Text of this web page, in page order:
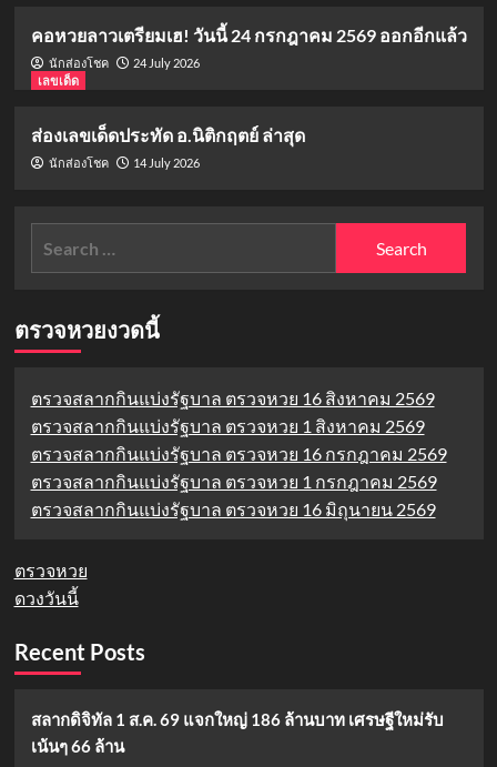
คอหวยลาวเตรียมเฮ! วันนี้ 24 กรกฎาคม 2569 ออกอีกแล้ว
นักส่องโชค
24 July 2026
เลขเด็ด
ส่องเลขเด็ดประทัด อ.นิติกฤตย์ ล่าสุด
นักส่องโชค 14 July 2026
ตรวจหวยงวดนี้
ตรวจสลากกินแบ่งรัฐบาล ตรวจหวย 16 สิงหาคม 2569
ตรวจสลากกินแบ่งรัฐบาล ตรวจหวย 1 สิงหาคม 2569
ตรวจสลากกินแบ่งรัฐบาล ตรวจหวย 16 กรกฎาคม 2569
ตรวจสลากกินแบ่งรัฐบาล ตรวจหวย 1 กรกฎาคม 2569
ตรวจสลากกินแบ่งรัฐบาล ตรวจหวย 16 มิถุนายน 2569
ตรวจหวย
ดวงวันนี้
Recent Posts
สลากดิจิทัล 1 ส.ค. 69 แจกใหญ่ 186 ล้านบาท เศรษฐีใหม่รับ
เน้นๆ 66 ล้าน